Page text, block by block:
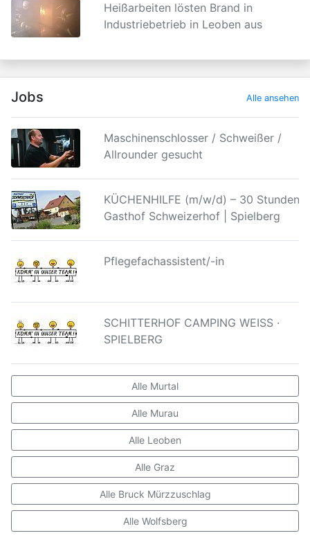
Heißarbeiten lösten Brand in
Industriebetrieb in Leoben aus
Jobs Alle ansehen
Maschinenschlosser / Schweißer /
Allrounder gesucht
KÜCHENHILFE (m/w/d) – 30 Stunden |
Gasthof Schweizerhof | Spielberg
Pflegefachassistent/-in
SCHITTERHOF CAMPING WEISS ·
SPIELBERG
Alle Murtal
Alle Murau
Alle Leoben
Alle Graz
Alle Bruck Mürzzuschlag
Alle Wolfsberg